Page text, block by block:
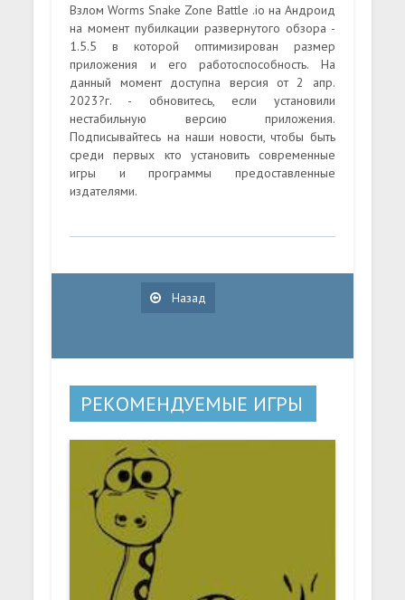
Взлом Worms Snake Zone Battle .io на Андроид
на момент пубилкации развернутого обзора -
1.5.5 в которой оптимизирован размер
приложения и его работоспособность. На
данный момент доступна версия от 2 апр.
2023?г. - обновитесь, если установили
нестабильную версию приложения.
Подписывайтесь на наши новости, чтобы быть
среди первых кто установить современные
игры и программы предоставленные
издателями.
Назад
РЕКОМЕНДУЕМЫЕ ИГРЫ